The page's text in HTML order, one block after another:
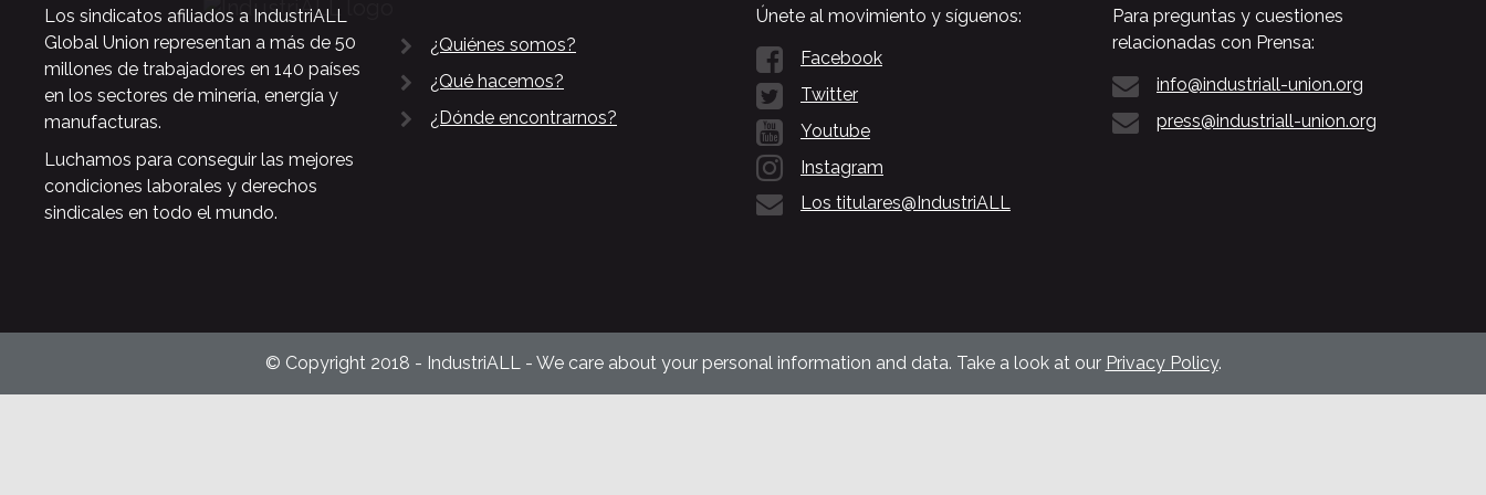
Los sindicatos afiliados a IndustriALL
Global Union representan a más de 50
millones de trabajadores en 140 países
en los sectores de minería, energía y
manufacturas.
Luchamos para conseguir las mejores
condiciones laborales y derechos
sindicales en todo el mundo.
¿Quiénes somos?
¿Qué hacemos?
¿Dónde encontrarnos?
Únete al movimiento y síguenos:
Facebook
Twitter
Youtube
Instagram
Los titulares@IndustriALL
Para preguntas y cuestiones
relacionadas con Prensa:
info@industriall-union.org
press@industriall-union.org
© Copyright 2018 - IndustriALL - We care about your personal information and data. Take a look at our Privacy Policy.